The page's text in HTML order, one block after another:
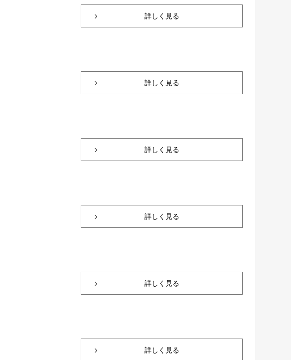
詳しく見る
詳しく見る
詳しく見る
詳しく見る
詳しく見る
詳しく見る